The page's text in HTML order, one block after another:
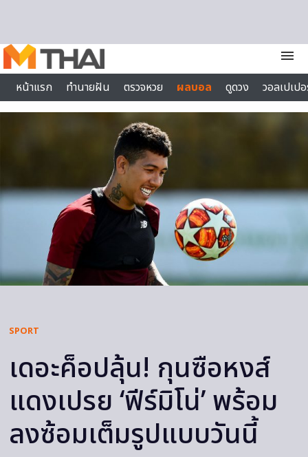
menu
หน้าแรก
ทำนายฝัน ตรวจหวย ผลบอล ดูดวง
วอลเปเป
ไลฟ์สไตล์
SPORT
เดอะค็อปลุ้น! กุนซือหงส์
แดงเปรย ‘ฟีร์มิโน่’ พร้อม
ลงซ้อมเต็มรูปแบบวันนี้